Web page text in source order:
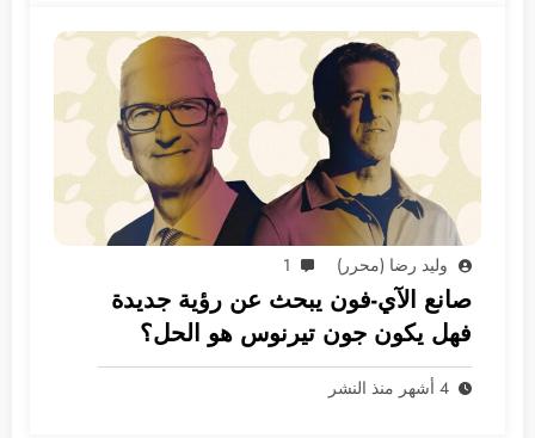
وليد رضا (محرر) 1
صانع الآي-فون يبحث عن رؤية جديدة
فهل يكون جون تيرنوس هو الحل؟
4 أشهر منذ النشر